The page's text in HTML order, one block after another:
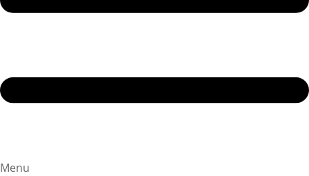
Menu